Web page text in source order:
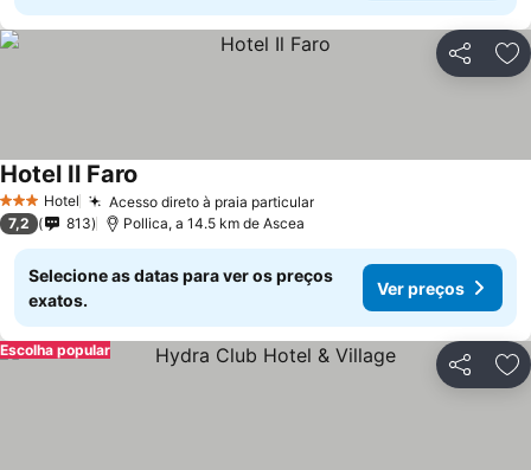
Partilhar
3 EstrelasHotel Acesso direto à praia particular
Hotel Il Faro
7,2 813 Pollica, a 14.5 km de Ascea
Selecione as datas para ver os preços
exatos.
Ver preços
Partilhar
Escolha popular